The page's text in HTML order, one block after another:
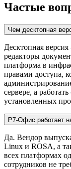
Частые
Чем десктопная
Десктопная
редакторы
платформа в
правами доступа,
сервере, а
установленных
Р7-Офис работает
Да. Вендор
Linux и ROSA, а
всех платформах
сотрудников не